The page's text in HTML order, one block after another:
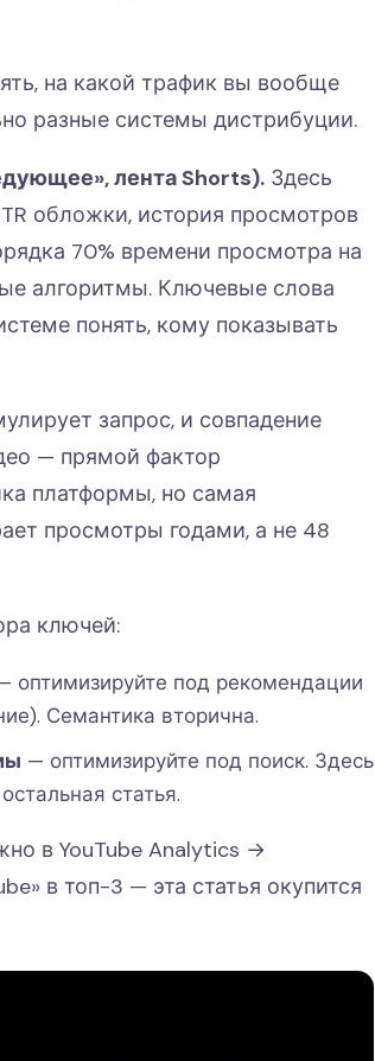
на какой трафик вы вообще
разные системы дистрибуции.
лента Shorts). Здесь
обложки, история просмотров
70% времени просмотра на
алгоритмы. Ключевые слова
понять, кому показывать
запрос, и совпадение
— прямой фактор
платформы, но самая
просмотры годами, а не 48
ключей:
оптимизируйте под рекомендации
Семантика вторична.
— оптимизируйте под поиск. Здесь
статья.
в YouTube Analytics →
в топ-3 — эта статья окупится